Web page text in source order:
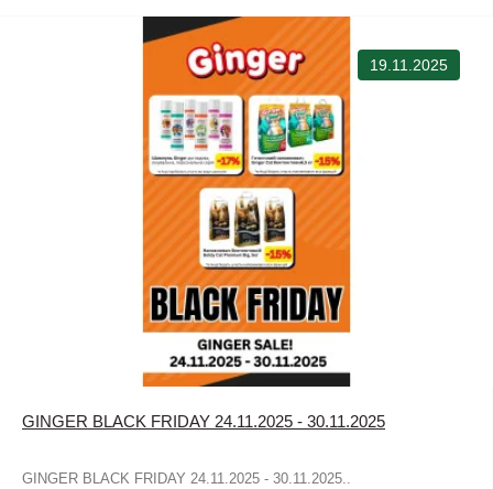
19.11.2025
GINGER BLACK FRIDAY 24.11.2025 - 30.11.2025
GINGER BLACK FRIDAY 24.11.2025 - 30.11.2025..